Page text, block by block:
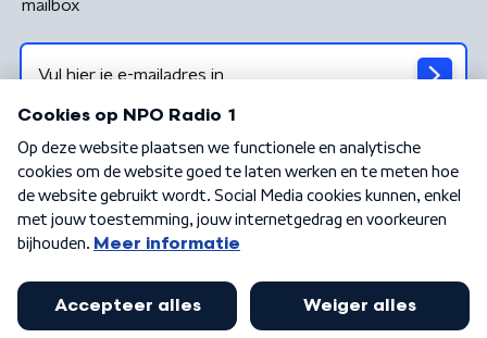
mailbox
Algemene voorwaarden